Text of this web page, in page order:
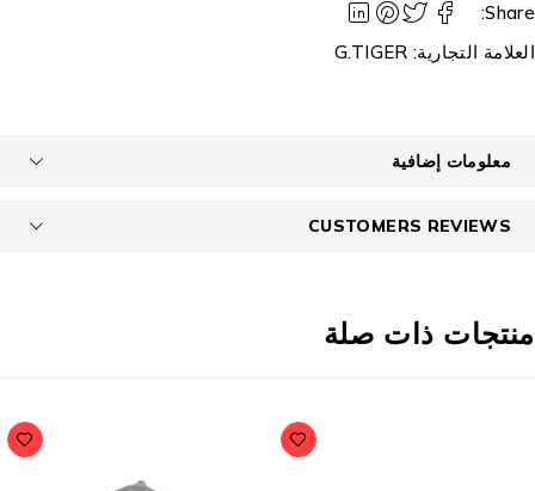
التجارية:G.TIGER
معلومات إضافية
CUSTOMERS REVIEWS
ذات صلة